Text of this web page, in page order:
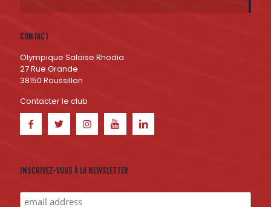
CONTACT
Olympique Salaise Rhodia
27 Rue Grande
38150 Roussillon
Contacter le club
INSCRIVEZ-VOUS À LA NEWSLETTER